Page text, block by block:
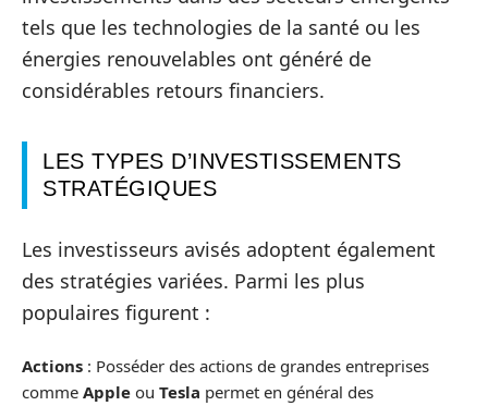
tels que les technologies de la santé ou les
énergies renouvelables ont généré de
considérables retours financiers.
LES TYPES D’INVESTISSEMENTS
STRATÉGIQUES
Les investisseurs avisés adoptent également
des stratégies variées. Parmi les plus
populaires figurent :
Actions : Posséder des actions de grandes entreprises
comme Apple ou Tesla permet en général des